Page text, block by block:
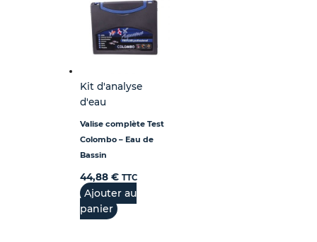
Kit d'analyse
d'eau
Valise complète Test
Colombo – Eau de
Bassin
44,88 € TTC
Ajouter au
panier